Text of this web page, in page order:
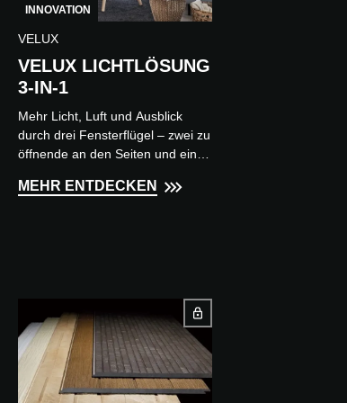
INNOVATION
VELUX
VELUX LICHTLÖSUNG
3-IN-1
Mehr Licht, Luft und Ausblick
durch drei Fensterflügel – zwei zu
öffnende an den Seiten und ein
drei Flügel sind in einem...
MEHR ENTDECKEN